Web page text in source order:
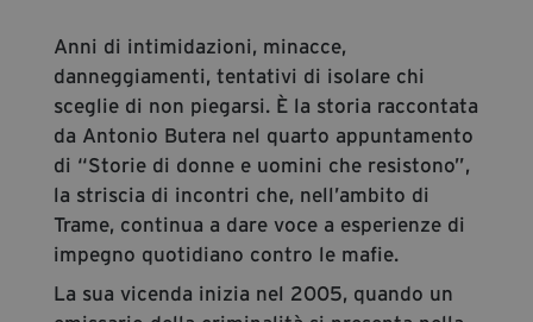
Anni di intimidazioni, minacce,
danneggiamenti, tentativi di isolare chi
sceglie di non piegarsi. È la storia raccontata
da Antonio Butera nel quarto appuntamento
di “Storie di donne e uomini che resistono”,
la striscia di incontri che, nell’ambito di
Trame, continua a dare voce a esperienze di
impegno quotidiano contro le mafie.
La sua vicenda inizia nel 2005, quando un